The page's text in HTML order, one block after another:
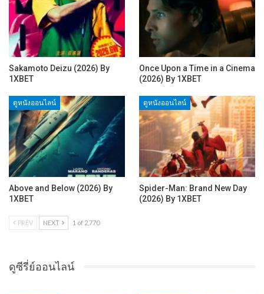
Sakamoto Deizu (2026) By
1XBET
Once Upon a Time in a Cinema
(2026) By 1XBET
ดูหนังออนไลน์
Above and Below (2026) By
1XBET
ดูหนังออนไลน์
Spider-Man: Brand New Day
(2026) By 1XBET
PREV NEXT 1 of 2,770
ดูซีรี่ย์ออนไลน์